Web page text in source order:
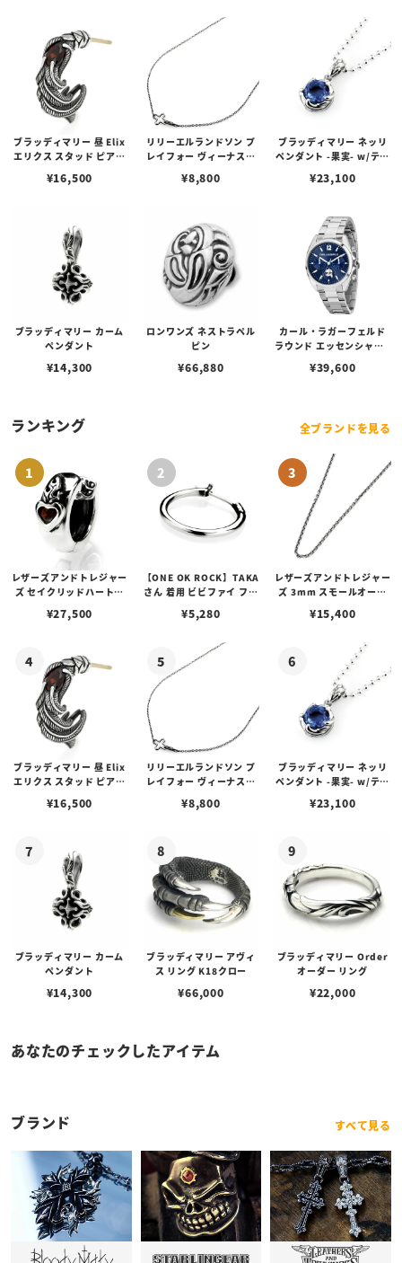
ブラッディマリー 昼 Elix
エリクス スタッド ピアス
¥16,500
リリーエルランドソン プ
レイフォー ヴィーナスチ
¥8,800
ブラッディマリー ネッリ
ペンダント -果実- w/ティ
¥23,100
ブラッディマリー カーム
ペンダント
¥14,300
ロンワンズ ネストラペル
ピン
¥66,880
カール・ラガーフェルド
ラウンド エッセンシャル -
イコン ダイヤル シルバー
¥39,600
ランキング 全ブランドを見る
レザーズアンドトレジャー
ズ セイクリッドハートピ
¥27,500
【ONE OK ROCK】TAKA
さん 着用 ビビファイ フー
¥5,280
レザーズアンドトレジャー
ズ 3mm スモールオーバ
ブスタークラスプ＆LTロ
¥15,400
ブラッディマリー 昼 Elix
エリクス スタッド ピアス
¥16,500
リリーエルランドソン プ
レイフォー ヴィーナスチ
¥8,800
ブラッディマリー ネッリ
ペンダント -果実- w/ティ
¥23,100
ブラッディマリー カーム
ペンダント
¥14,300
ブラッディマリー アヴィ
ス リング K18クロー
¥66,000
ブラッディマリー Order
オーダー リング
¥22,000
あなたのチェックしたアイテム
ブランド すべて見る